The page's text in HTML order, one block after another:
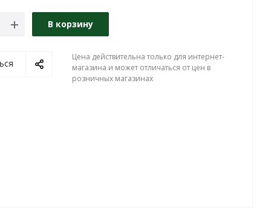
В корзину
Цена действительна только для интернет-
магазина и может отличаться от цен в
розничных магазинах